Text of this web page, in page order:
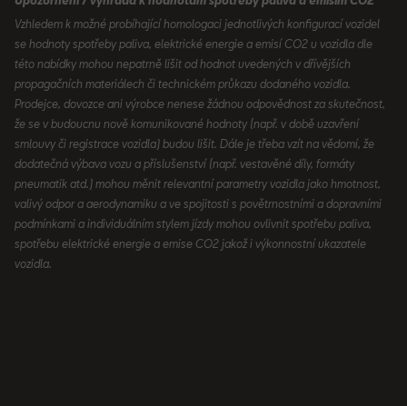
Vzhledem k možné probíhající homologaci jednotlivých konfigurací vozidel
se hodnoty spotřeby paliva, elektrické energie a emisí CO2 u vozidla dle
této nabídky mohou nepatrně lišit od hodnot uvedených v dřívějších
propagačních materiálech či technickém průkazu dodaného vozidla.
Prodejce, dovozce ani výrobce nenese žádnou odpovědnost za skutečnost,
že se v budoucnu nově komunikované hodnoty (např. v době uzavření
smlouvy či registrace vozidla) budou lišit. Dále je třeba vzít na vědomí, že
dodatečná výbava vozu a příslušenství (např. vestavěné díly, formáty
pneumatik atd.) mohou měnit relevantní parametry vozidla jako hmotnost,
valivý odpor a aerodynamiku a ve spojitosti s povětrnostními a dopravními
podmínkami a individuálním stylem jízdy mohou ovlivnit spotřebu paliva,
spotřebu elektrické energie a emise CO2 jakož i výkonnostní ukazatele
vozidla.